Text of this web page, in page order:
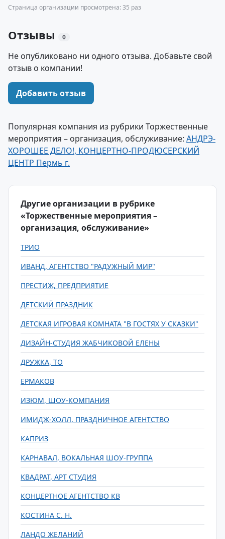
Страница организации просмотрена: 35 раз
Отзывы 0
Не опубликовано ни одного отзыва. Добавьте свой
отзыв о компании!
Добавить отзыв
Популярная компания из рубрики Торжественные
мероприятия – организация, обслуживание: АНДРЭ-
ХОРОШЕЕ ДЕЛО!, КОНЦЕРТНО-ПРОДЮСЕРСКИЙ
ЦЕНТР Пермь г.
Другие организации в рубрике
«Торжественные мероприятия –
организация, обслуживание»
ТРИО
ИВАНД, АГЕНТСТВО "РАДУЖНЫЙ МИР"
ПРЕСТИЖ, ПРЕДПРИЯТИЕ
ДЕТСКИЙ ПРАЗДНИК
ДЕТСКАЯ ИГРОВАЯ КОМНАТА "В ГОСТЯХ У СКАЗКИ"
ДИЗАЙН-СТУДИЯ ЖАБЧИКОВОЙ ЕЛЕНЫ
ДРУЖКА, ТО
ЕРМАКОВ
ИЗЮМ, ШОУ-КОМПАНИЯ
ИМИДЖ-ХОЛЛ, ПРАЗДНИЧНОЕ АГЕНТСТВО
КАПРИЗ
КАРНАВАЛ, ВОКАЛЬНАЯ ШОУ-ГРУППА
КВАДРАТ, АРТ СТУДИЯ
КОНЦЕРТНОЕ АГЕНТСТВО КВ
КОСТИНА С. Н.
ЛАНДО ЖЕЛАНИЙ